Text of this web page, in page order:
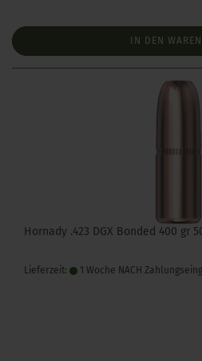
IN DEN
Hornady .423 DGX Bonded 400 gr
Lieferzeit: 1 Woche NACH